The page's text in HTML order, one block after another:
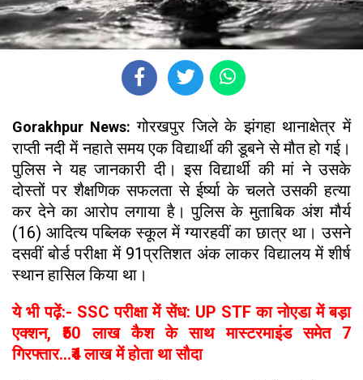
Gorakhpur News: गोरखपुर जिले के झंगहा थानाक्षेत्र में
राप्ती नदी में नहाते समय एक विद्यार्थी की डूबने से मौत हो गई।
पुलिस ने यह जानकारी दी। इस विद्यार्थी की मां ने उसके
दोस्तों पर शैक्षणिक सफलता से ईर्ष्या के चलते उसकी हत्या
कर देने का आरोप लगाया है। पुलिस के मुताबिक अंश मौर्य
(16) आदित्य पब्लिक स्कूल में ग्यारहवीं का छात्र था। उसने
दसवीं बोर्ड परीक्षा में 91प्रतिशत अंक लाकर विद्यालय में शीर्ष
स्थान हासिल किया था।
ये भी पढ़ें:- SSC परीक्षा में सेंध: UP STF का नोएडा में बड़ा
एक्शन, ₹50 लाख कैश के साथ मास्टरमाइंड समेत 7
गिरफ्तार...₹4 लाख में होता था सौदा